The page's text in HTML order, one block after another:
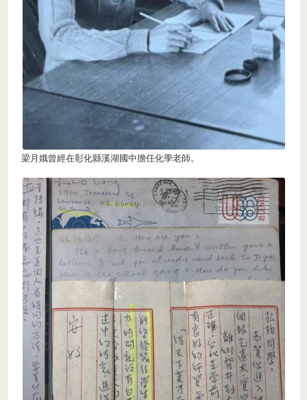
梁月娥曾經在彰化縣溪湖國中擔任化學老師。